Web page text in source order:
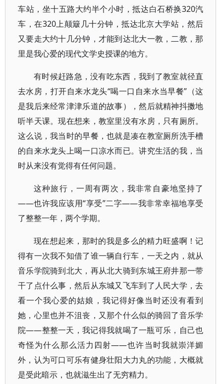
车站，坐十五路大约半个小时，抵达白石桥换320汽
车，在320上颠簸几十分钟，抵达北京大学站，然后
又要走大约十几分钟，才能到达北大一教，二教，那
里是我心爱的现代文学史授课的地方。
有时候赶路急，没有吃东西，我到了教室就径直
去水房，打开自来水龙头“喝一口自来水当早餐”（这
是我后来经常津津乐道的故事），然后就精神抖擞地
听半天课。现在想来，教室里没有水房，只有厕所。
这么说，我当时的早餐，也就是凑在教室厕所洗手槽
的自来水龙头上喝一口凉水而已。讲究生活的我，当
时从来没有觉得有任何问题。
这种旅行，一周有两次，我非常自豪地坚持了
——也许我应该用“享受”二字——我非常幸福地享受
了整整一年，两个学期。
现在想起来，那时的我是多么的精力旺盛啊！记
得有一次我不知借了谁一辆自行车，一天之内，就从
音乐学院骑到北大，再从北大骑到东城王府井那一带
干了点什么事，然后从东城又飞车到了人民大学，去
看一个我心爱的姑娘，我记得好像当时还没有看到
她，心里也并不沮丧，又那个什么似的骑回了音乐学
院——整整一天，我记得我就喝了一瓶可乐，自己也
奇怪为什么那么活力四射——也许当时我就崇洋媚
外，认为可口可乐有健身壮阳大力丸的功能，大概就
是受此暗示，也就滋生出了无穷精力。